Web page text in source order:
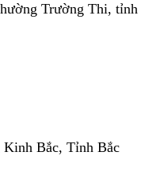
Trường Thi, tỉnh
Kinh Bắc, Tỉnh Bắc